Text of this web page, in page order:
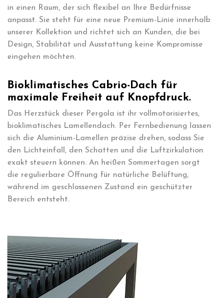
in einen Raum, der sich flexibel an Ihre Bedürfnisse
anpasst. Sie steht für eine neue Premium-Linie innerhalb
unserer Kollektion und richtet sich an Kunden, die bei
Design, Stabilität und Ausstattung keine Kompromisse
eingehen möchten.
Bioklimatisches Cabrio-Dach für
maximale Freiheit auf Knopfdruck.
Das Herzstück dieser Pergola ist ihr vollmotorisiertes,
bioklimatisches Lamellendach. Per Fernbedienung lassen
sich die Aluminium-Lamellen präzise drehen, sodass Sie
den Lichteinfall, den Schatten und die Luftzirkulation
exakt steuern können. An heißen Sommertagen sorgt
die regulierbare Öffnung für natürliche Belüftung,
während im geschlossenen Zustand ein geschützter
Bereich entsteht.